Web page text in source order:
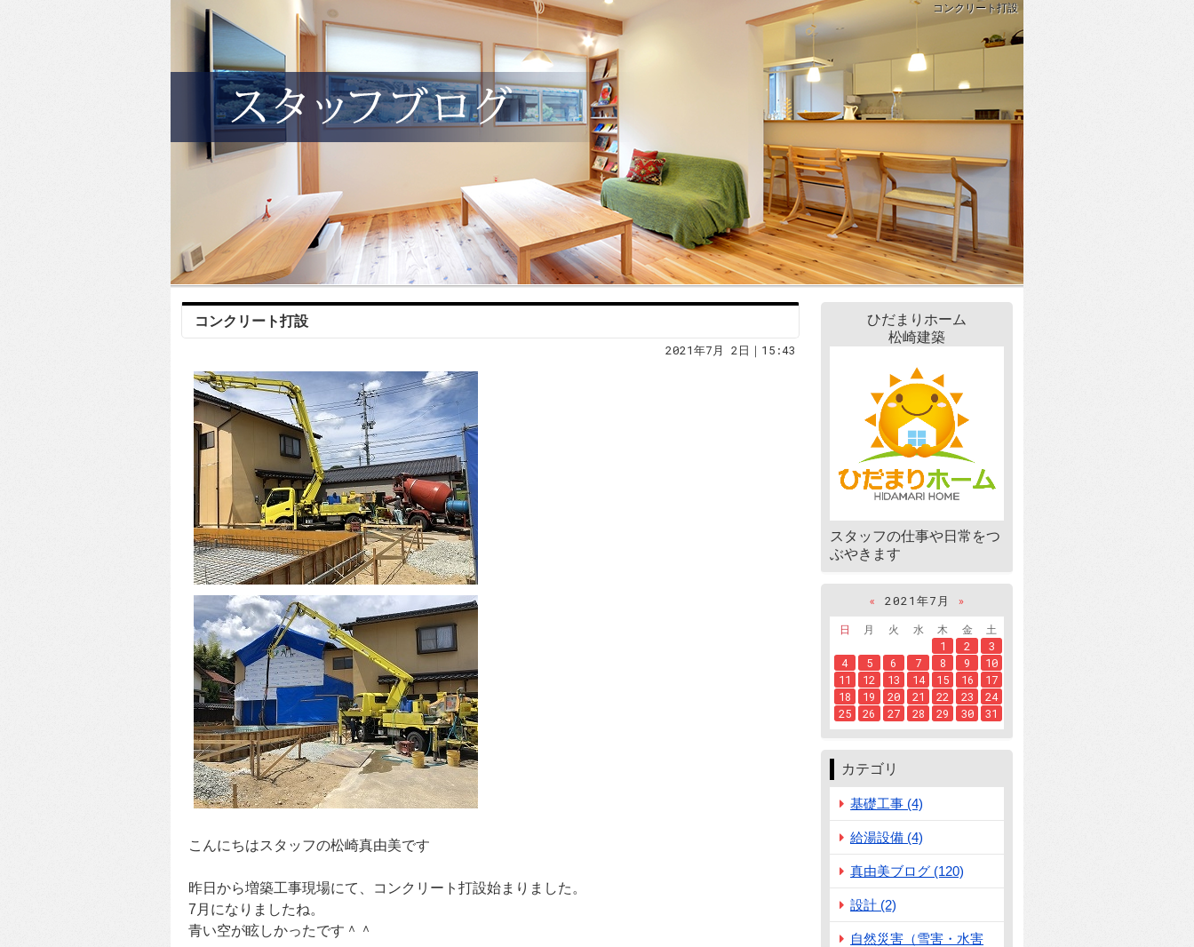
コンクリート打設
コンクリート打設
2021年7月 2日｜15:43
こんにちはスタッフの松崎真由美です
昨日から増築工事現場にて、コンクリート打設始まりました。
7月になりましたね。
青い空が眩しかったです＾＾
ひだまりホーム
松崎建築
スタッフの仕事や日常をつ
ぶやきます
« 2021年7月
»
日
月 火 水 木 金
土
1
2
3
4
5 6 7 8 9
10
11
12 13 14 15 16
17
18
19 20 21 22 23
24
25
26 27 28 29 30 31
カテゴリ
基礎工事 (4)
給湯設備 (4)
真由美ブログ (120)
設計 (2)
自然災害（雪害・水害